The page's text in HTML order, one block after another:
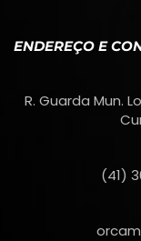
ENDEREÇO E
R. Guarda Mun.
(41)